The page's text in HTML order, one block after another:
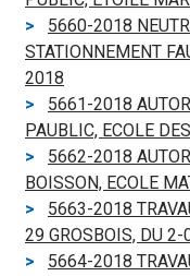
5660-2018
STATIONNEMENT
2018
5661-2018
PAUBLIC, ECOLE
5662-2018
BOISSON, ECOLE
5663-2018
29 GROSBOIS, DU
5664-2018